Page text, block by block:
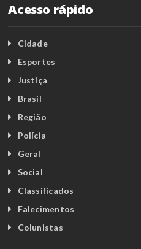
Acesso rápido
Cidade
Esportes
Justiça
Brasil
Região
Polícia
Geral
Social
Classificados
Falecimentos
Colunistas